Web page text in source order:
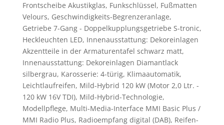
Frontscheibe Akustikglas, Funkschlüssel, Fußmatten
Velours, Geschwindigkeits-Begrenzeranlage,
Getriebe 7-Gang - Doppelkupplungsgetriebe S-tronic,
Heckleuchten LED, Innenausstattung: Dekoreinlagen
Akzentteile in der Armaturentafel schwarz matt,
Innenausstattung: Dekoreinlagen Diamantlack
silbergrau, Karosserie: 4-türig, Klimaautomatik,
Leichtlaufreifen, Mild-Hybrid 120 kW (Motor 2,0 Ltr. -
120 kW 16V TDI), Mild-Hybrid-Technologie,
Modellpflege, Multi-Media-Interface MMI Basic Plus /
MMI Radio Plus, Radioempfang digital (DAB), Reifen-